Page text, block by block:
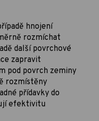
hnojení
rozmíchat
další povrchové
zapravit
pod povrch zeminy
rozmístěny
přídavky do
efektivitu